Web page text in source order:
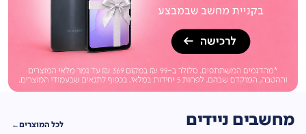
מחשבים ניידים לכל המוצרים